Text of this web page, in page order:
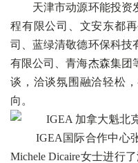
天津市动源环能投资发
程有限公司、文安东都
司、蓝绿清敬德环保科技
有限公司、青海杰森集团
谈，洽谈氛围融洽轻松
向。
IGEA国际合作中心张
Michele Dicaire女士进行